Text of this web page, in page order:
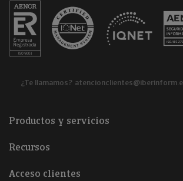
¿Te llamamos?
Productos y servicios
Recursos
Acceso clientes